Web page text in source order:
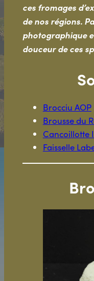
ces fromages
de nos régions.
photographique
douceur de ces
Brocciu AOP
Brousse du
Cancoillotte
Faisselle